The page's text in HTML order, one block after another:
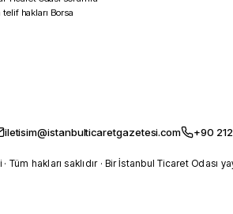
hakları Borsa
iletisim@istanbulticaretgazetesi.com +90
hakları saklıdır · Bir İstanbul Ticaret Odası